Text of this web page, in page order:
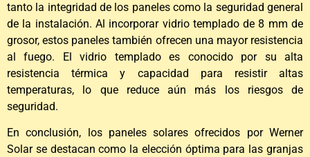
tanto la integridad de los paneles como la seguridad general
de la instalación. Al incorporar vidrio templado de 8 mm de
grosor, estos paneles también ofrecen una mayor resistencia
al fuego. El vidrio templado es conocido por su alta
resistencia térmica y capacidad para resistir altas
temperaturas, lo que reduce aún más los riesgos de
seguridad.
En conclusión, los paneles solares ofrecidos por Werner
Solar se destacan como la elección óptima para las granjas